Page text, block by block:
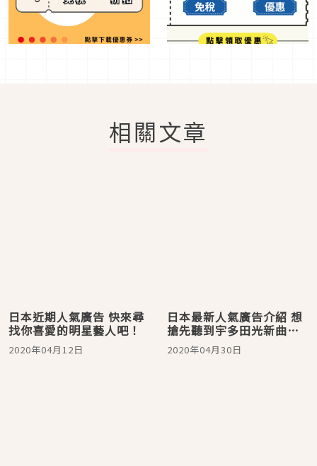
相關文章
日本近期人氣廣告 快來尋
找你喜愛的明星藝人吧！
2020年04月12日
日本最新人氣廣告介紹 想
搶先聽到宇多田光新曲就
一定要看！
2020年04月30日